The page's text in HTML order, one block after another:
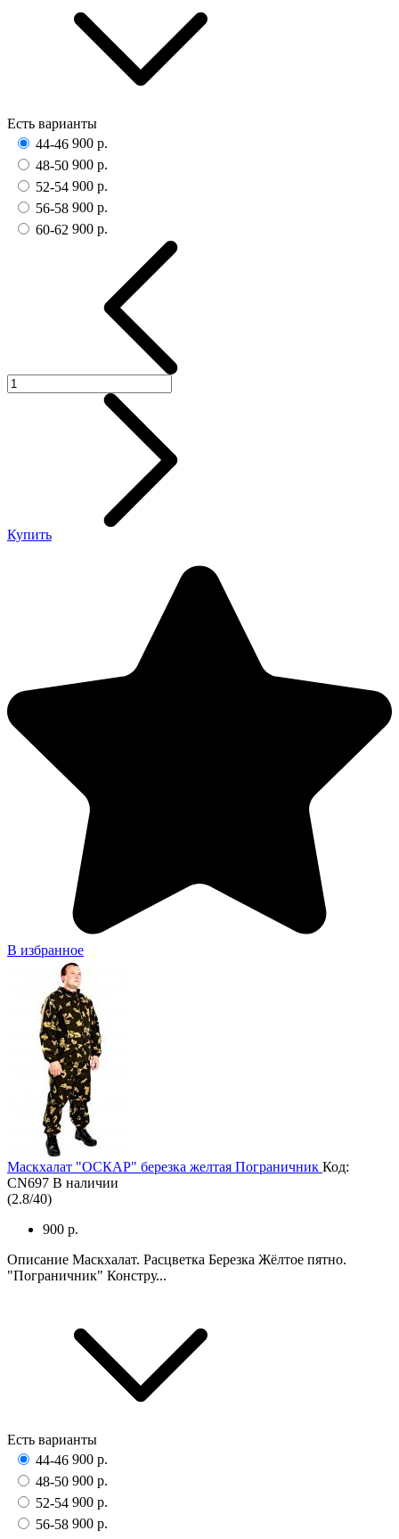
Есть варианты
44-46 900 р.
48-50 900 р.
52-54 900 р.
56-58 900 р.
60-62 900 р.
Купить
В избранное
Маскхалат "ОСКАР" березка желтая Пограничник Код:
CN697 В наличии
(2.8/40)
900 р.
Описание Маскхалат. Расцветка Березка Жёлтое пятно.
"Пограничник" Констру...
Есть варианты
44-46 900 р.
48-50 900 р.
52-54 900 р.
56-58 900 р.